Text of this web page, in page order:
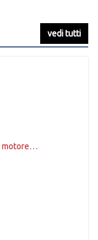
vedi tutti
motore…